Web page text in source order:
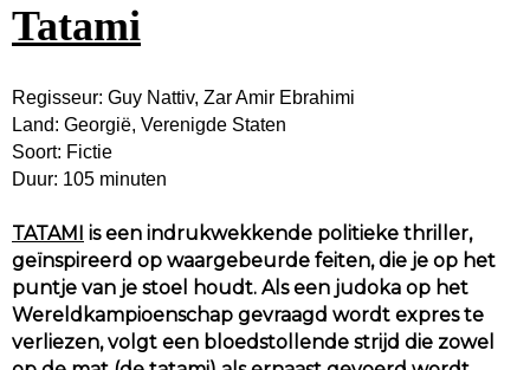
Tatami
Regisseur: Guy Nattiv, Zar Amir Ebrahimi
Land: Georgië, Verenigde Staten
Soort: Fictie
Duur: 105 minuten
TATAMI is een indrukwekkende politieke thriller,
geïnspireerd op waargebeurde feiten, die je op het
puntje van je stoel houdt. Als een judoka op het
Wereldkampioenschap gevraagd wordt expres te
verliezen, volgt een bloedstollende strijd die zowel